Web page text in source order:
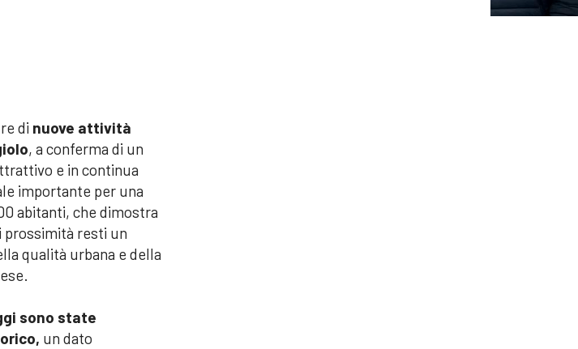
di nuove attività
, a conferma di un
e in continua
importante per una
abitanti, che dimostra
prossimità resti un
qualità urbana e della
sono state
un dato